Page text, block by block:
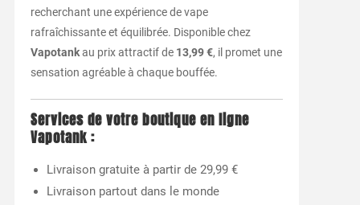
recherchant une expérience de vape
rafraîchissante et équilibrée. Disponible chez
Vapotankau prix attractif de 13,99 €, il promet une
sensation agréable à chaque bouffée.
Services de votre boutique en ligne
Vapotank:
Livraison gratuite à partir de 29,99 €
Livraison partout dans le monde